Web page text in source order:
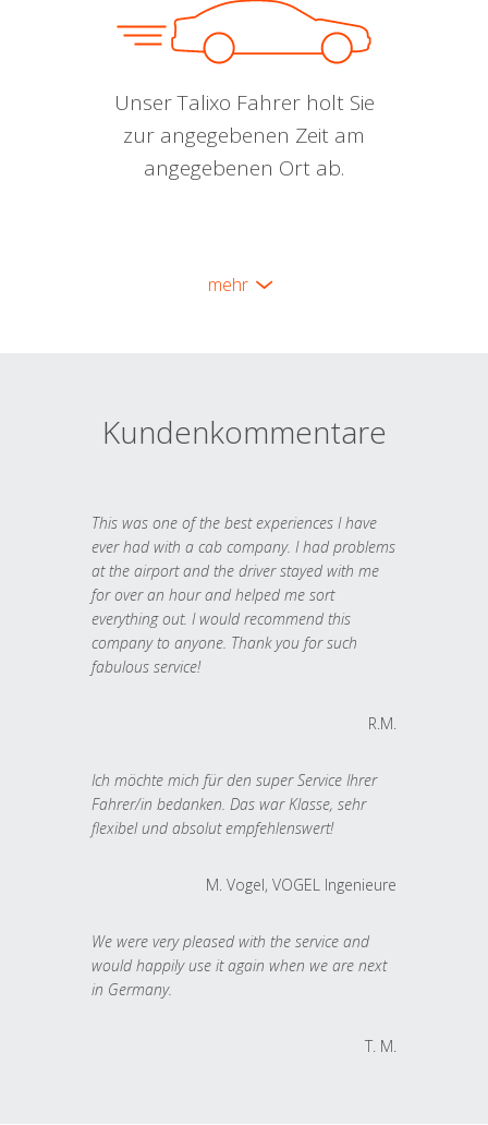
Unser Talixo Fahrer holt Sie
zur angegebenen Zeit am
angegebenen Ort ab.
mehr
Kundenkommentare
This was one of the best experiences I have
ever had with a cab company. I had problems
at the airport and the driver stayed with me
for over an hour and helped me sort
everything out. I would recommend this
company to anyone. Thank you for such
fabulous service!
R.M.
Ich möchte mich für den super Service Ihrer
Fahrer/in bedanken. Das war Klasse, sehr
flexibel und absolut empfehlenswert!
M. Vogel, VOGEL Ingenieure
We were very pleased with the service and
would happily use it again when we are next
in Germany.
T. M.